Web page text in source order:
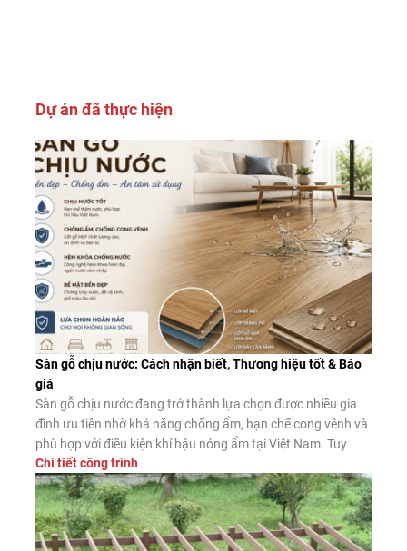
Dự án đã thực hiện
Sàn gỗ chịu nước: Cách nhận biết, Thương hiệu tốt & Báo
giá
Sàn gỗ chịu nước đang trở thành lựa chọn được nhiều gia
đình ưu tiên nhờ khả năng chống ẩm, hạn chế cong vênh và
phù hợp với điều kiện khí hậu nóng ẩm tại Việt Nam. Tuy
nhiên, không phải sản phẩm nào được quảng cáo là “chịu
nước” cũng có chất lượng như […]
Chi tiết công trình